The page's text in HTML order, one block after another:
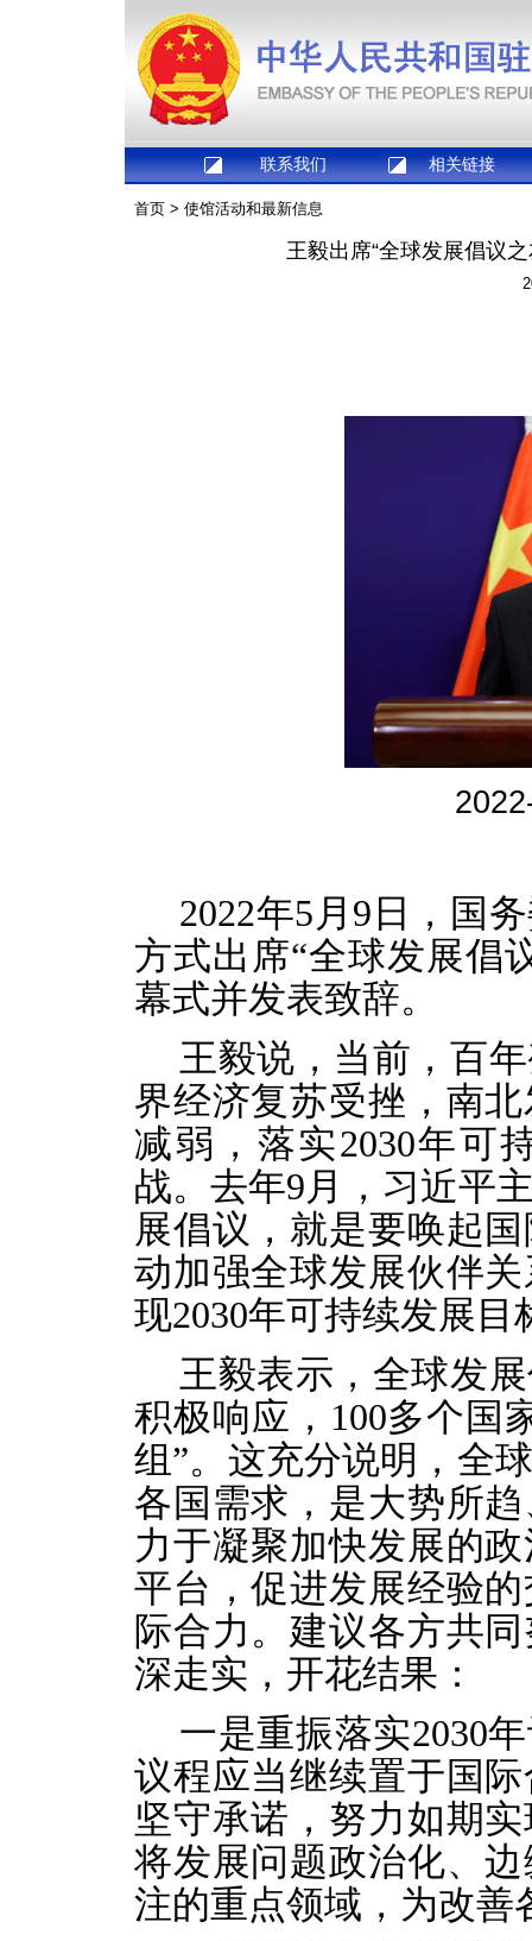
联系我们 相关链接
首页 > 使馆活动和最新信息
王毅出席“全球发展倡议
2022年5月9日，国
方式出席“全球发展倡
幕式并发表致辞。
王毅说，当前，百
界经济复苏受挫，南
减弱，落实2030年可
战。去年9月，习近平
展倡议，就是要唤起
动加强全球发展伙伴
现2030年可持续发展
王毅表示，全球发
积极响应，100多个国
组”。这充分说明，全
各国需求，是大势所
力于凝聚加快发展的
平台，促进发展经验
际合力。建议各方共
深走实，开花结果：
一是重振落实2030
议程应当继续置于国
坚守承诺，努力如期
将发展问题政治化、
注的重点领域，为改善